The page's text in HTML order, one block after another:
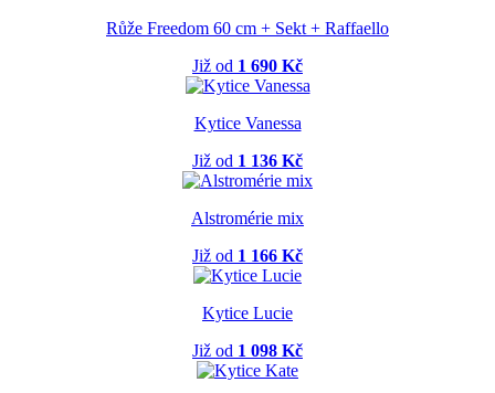
Růže Freedom 60 cm + Sekt + Raffaello
Již od 1 690 Kč
Kytice Vanessa
Již od 1 136 Kč
Alstromérie mix
Již od 1 166 Kč
Kytice Lucie
Již od 1 098 Kč